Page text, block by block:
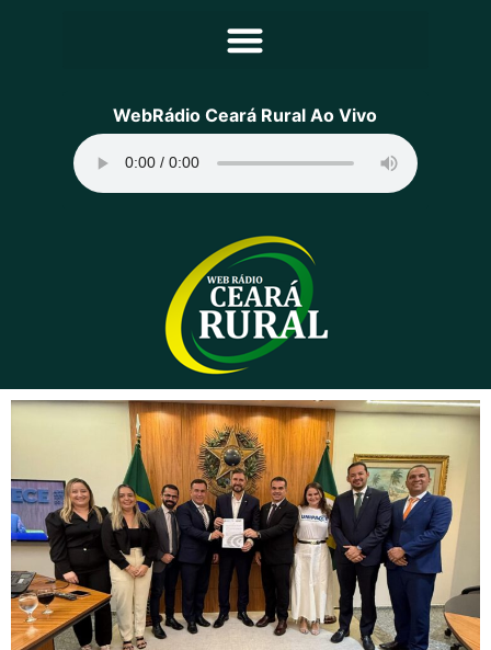
Principal
Programação
Equipe
Contato
Sobre
WebRádio Ceará Rural Ao Vivo